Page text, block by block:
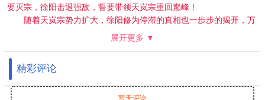
要灭宗，徐阳击退强敌，誓要带领天岚宗重回巅峰！
随着天岚宗势力扩大，徐阳修为停滞的真相也一步步的揭开，万
年间，一个贯穿人、魔、仙三界的隐秘也展现在众人面前！究竟是一
展开更多 ▼
精彩评论